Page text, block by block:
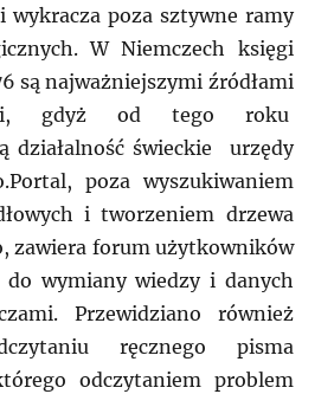
wykracza poza sztywne ramy
W Niemczech księgi
są najważniejszymi źródłami
gdyż od tego roku
działalność świeckie urzędy
poza wyszukiwaniem
i tworzeniem drzewa
zawiera forum użytkowników
do wymiany wiedzy i danych
Przewidziano również
ręcznego pisma
odczytaniem problem